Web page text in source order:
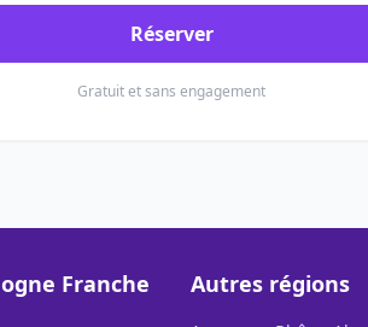
Réserver
Gratuit et sans engagement
Franche
Autres régions